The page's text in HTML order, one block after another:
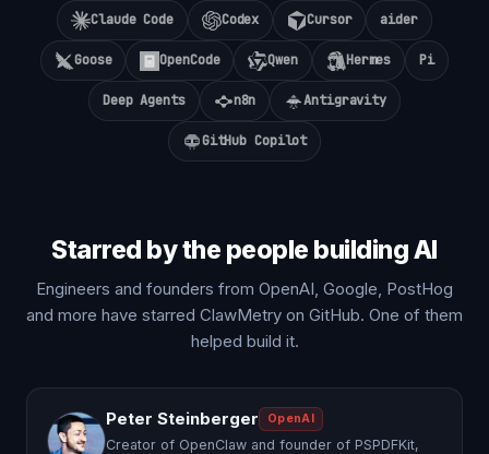
Claude Code Codex Cursor aider
Goose OpenCode Qwen Hermes Pi
Deep Agents n8n Antigravity
GitHub Copilot
Starred by the people building AI
Engineers and founders from OpenAI, Google, PostHog
and more have starred ClawMetry on GitHub. One of them
helped build it.
Peter Steinberger OpenAI
Creator of OpenClaw and founder of PSPDFKit,